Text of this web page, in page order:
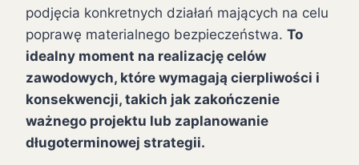
podjęcia konkretnych działań mających na celu
poprawę materialnego bezpieczeństwa. To
idealny moment na realizację celów
zawodowych, które wymagają cierpliwości i
konsekwencji, takich jak zakończenie
ważnego projektu lub zaplanowanie
długoterminowej strategii.